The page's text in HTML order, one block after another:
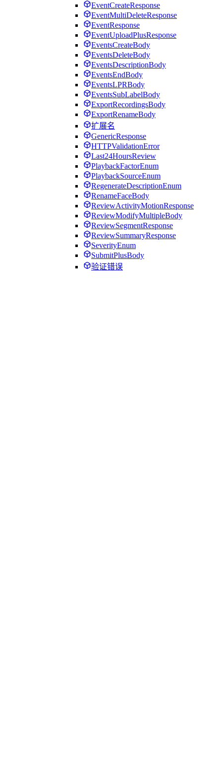
EventCreateResponse
EventMultiDeleteResponse
EventResponse
EventUploadPlusResponse
EventsCreateBody
EventsDeleteBody
EventsDescriptionBody
EventsEndBody
EventsLPRBody
EventsSubLabelBody
ExportRecordingsBody
ExportRenameBody
扩展名
GenericResponse
HTTPValidationError
Last24HoursReview
PlaybackFactorEnum
PlaybackSourceEnum
RegenerateDescriptionEnum
RenameFaceBody
ReviewActivityMotionResponse
ReviewModifyMultipleBody
ReviewSegmentResponse
ReviewSummaryResponse
SeverityEnum
SubmitPlusBody
验证错误